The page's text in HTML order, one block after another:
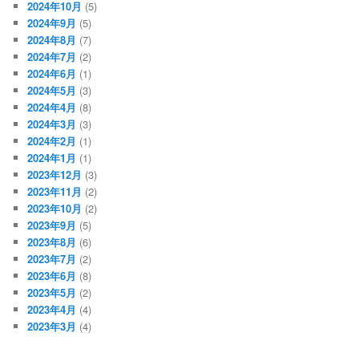
2024年10月 (5)
2024年9月 (5)
2024年8月 (7)
2024年7月 (2)
2024年6月 (1)
2024年5月 (3)
2024年4月 (8)
2024年3月 (3)
2024年2月 (1)
2024年1月 (1)
2023年12月 (3)
2023年11月 (2)
2023年10月 (2)
2023年9月 (5)
2023年8月 (6)
2023年7月 (2)
2023年6月 (8)
2023年5月 (2)
2023年4月 (4)
2023年3月 (4)